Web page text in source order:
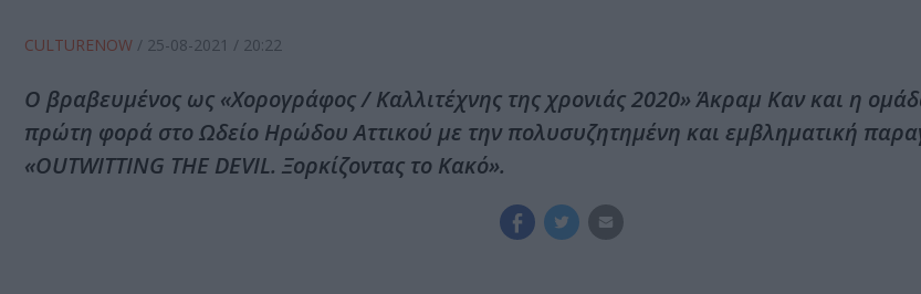
CULTURENOW / 25-08-2021 / 20:22
O βραβευμένος ως «Χορογράφος / Καλλιτέχνης της χρονιάς 2020» Άκραμ Καν και η
πρώτη φορά στο Ωδείο Ηρώδου Αττικού με την πολυσυζητημένη και εμβληματική
«OUTWITTING THE DEVIL. Ξορκίζοντας το Κακό».